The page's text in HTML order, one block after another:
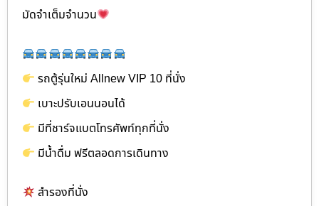
มัดจำเต็มจำนวน
รถตู้รุ่นใหม่ Allnew VIP 10 ที่นั่ง
เบาะปรับเอนนอนได้
มีที่ชาร์จแบตโทรศัพท์ทุกที่นั่ง
มีน้ำดื่ม ฟรีตลอดการเดินทาง
สำรองที่นั่ง